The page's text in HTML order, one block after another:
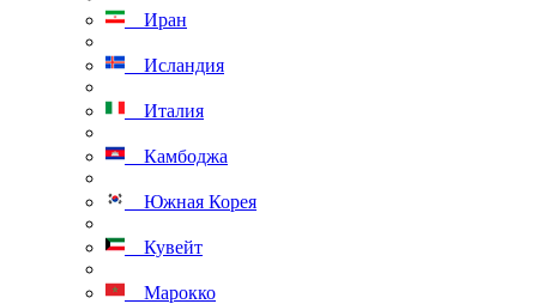
Иран
Исландия
Италия
Камбоджа
Южная Корея
Кувейт
Марокко